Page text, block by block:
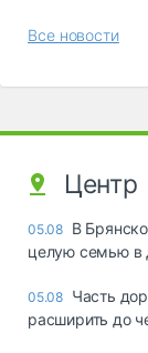
Все новости
Центр
05.08 В
целую семью в
05.08 Часть
расширить до